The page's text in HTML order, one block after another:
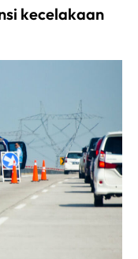
kecelakaan